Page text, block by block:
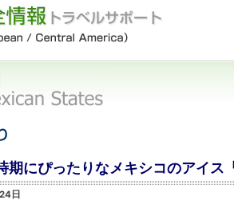
期にぴったりなメキシコのアイス
日